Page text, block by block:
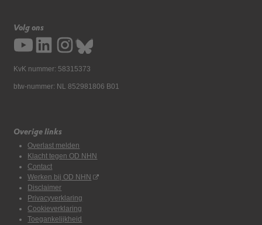
Volg ons
KvK nummer: 58315373
btw-nummer: NL 852981806 B01
Overige links
Overlast melden
Klacht tegen OD NHN
Contact
Werken bij OD NHN
Disclaimer
Privacyverklaring
Cookieverklaring
Toegankelijkheid